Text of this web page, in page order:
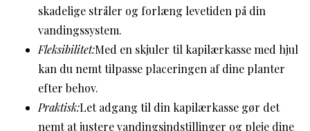
skadelige stråler og forlæng levetiden på din
vandingssystem.
Fleksibilitet:Med en skjuler til kapilærkasse med hjul
kan du nemt tilpasse placeringen af dine planter
efter behov.
Praktisk:Let adgang til din kapilærkasse gør det
nemt at justere vandingsindstillinger og pleje dine